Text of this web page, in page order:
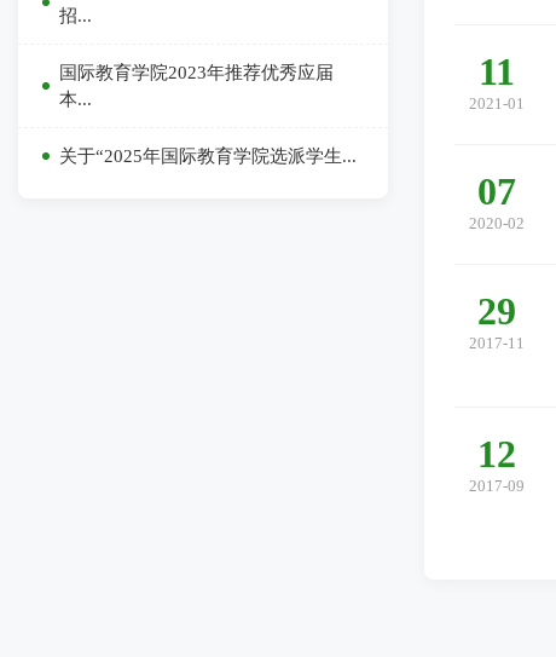
招...
国际教育学院2023年推荐优秀应届
本...
关于“2025年国际教育学院选派学生...
11
2021-01
07
2020-02
29
2017-11
12
2017-09